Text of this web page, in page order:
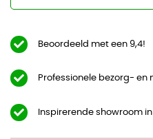
Beoordeeld met een 9,4!
Professionele bezorg- en
Inspirerende showroom